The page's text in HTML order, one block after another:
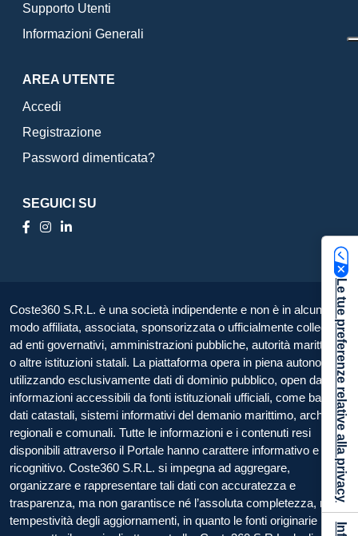
Supporto Utenti
Informazioni Generali
AREA UTENTE
Accedi
Registrazione
Password dimenticata?
SEGUICI SU
Coste360 S.R.L. è una società indipendente e non è in alcun
modo affiliata, associata, sponsorizzata o ufficialmente collegata
ad enti governativi, amministrazioni pubbliche, autorità marittime
o altre istituzioni statali. La piattaforma opera in piena autonomia,
utilizzando esclusivamente dati di dominio pubblico, open data e
informazioni accessibili da fonti istituzionali ufficiali, come banche
dati catastali, sistemi informativi del demanio marittimo, archivi
regionali e comunali. Tutte le informazioni e i contenuti resi
disponibili attraverso il Portale hanno carattere informativo e
ricognitivo. Coste360 S.R.L. si impegna ad aggregare,
organizzare e rappresentare tali dati con accuratezza e
trasparenza, ma non garantisce né l’assoluta completezza, né la
tempestività degli aggiornamenti, in quanto le fonti originarie non
Le tue preferenze relative alla privacy